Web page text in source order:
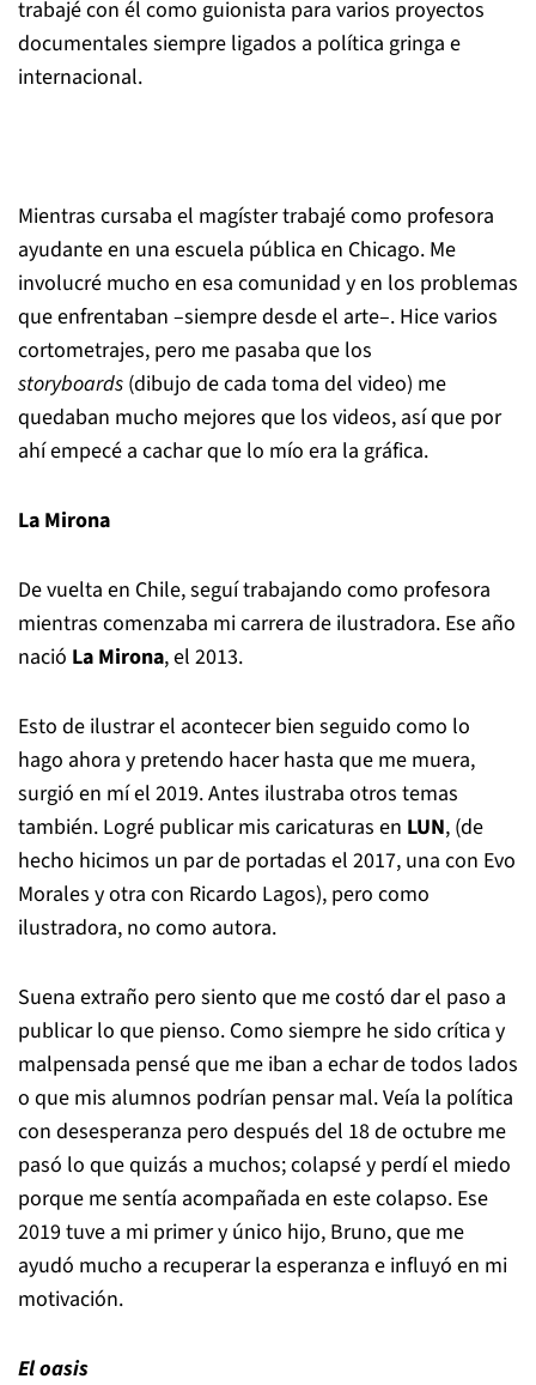
trabajé con él como guionista para varios proyectos
documentales siempre ligados a política gringa e
internacional.
Mientras cursaba el magíster trabajé como profesora
ayudante en una escuela pública en Chicago. Me
involucré mucho en esa comunidad y en los problemas
que enfrentaban –siempre desde el arte–. Hice varios
cortometrajes, pero me pasaba que los
storyboards (dibujo de cada toma del video) me
quedaban mucho mejores que los videos, así que por
ahí empecé a cachar que lo mío era la gráfica.
La Mirona
De vuelta en Chile, seguí trabajando como profesora
mientras comenzaba mi carrera de ilustradora. Ese año
nació La Mirona, el 2013.
Esto de ilustrar el acontecer bien seguido como lo
hago ahora y pretendo hacer hasta que me muera,
surgió en mí el 2019. Antes ilustraba otros temas
también. Logré publicar mis caricaturas en LUN, (de
hecho hicimos un par de portadas el 2017, una con Evo
Morales y otra con Ricardo Lagos), pero como
ilustradora, no como autora.
Suena extraño pero siento que me costó dar el paso a
publicar lo que pienso. Como siempre he sido crítica y
malpensada pensé que me iban a echar de todos lados
o que mis alumnos podrían pensar mal. Veía la política
con desesperanza pero después del 18 de octubre me
pasó lo que quizás a muchos; colapsé y perdí el miedo
porque me sentía acompañada en este colapso. Ese
2019 tuve a mi primer y único hijo, Bruno, que me
ayudó mucho a recuperar la esperanza e influyó en mi
motivación.
El oasis